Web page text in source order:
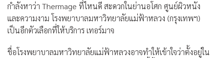
กำลังหาว่า Thermage ที่ไหนดี สะดวกในย่านอโศก ศูนย์ผิวหนัง
และความงาม โรงพยาบาลมหาวิทยาลัยแม่ฟ้าหลวง (กรุงเทพฯ)
เป็นอีกตัวเลือกที่ให้บริการ เทอร์มาจ
ชื่อโรงพยาบาลมหาวิทยาลัยแม่ฟ้าหลวงอาจทำให้เข้าใจว่าตั้งอยู่ใน